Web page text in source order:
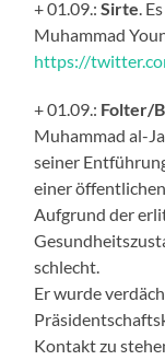
+ 01.09.:Sirte.
Muhammad
https://
+ 01.09.: Folter/
Muhammad al-
seiner
einer
Aufgrund der
schlecht.
Er wurde
Kontakt zu